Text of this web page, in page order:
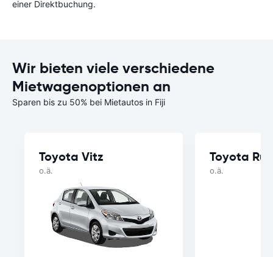
einer Direktbuchung.
Wir bieten viele verschiedene
Mietwagenoptionen an
Sparen bis zu 50% bei Mietautos in Fiji
Toyota Vitz
o.ä.
Toyota
o.ä.